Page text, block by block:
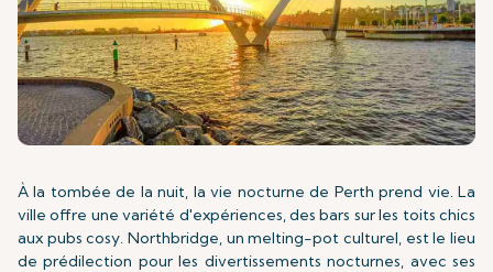
À la tombée de la nuit, la vie nocturne de Perth prend vie. La
ville offre une variété d'expériences, des bars sur les toits chics
aux pubs cosy. Northbridge, un melting-pot culturel, est le lieu
de prédilection pour les divertissements nocturnes, avec ses